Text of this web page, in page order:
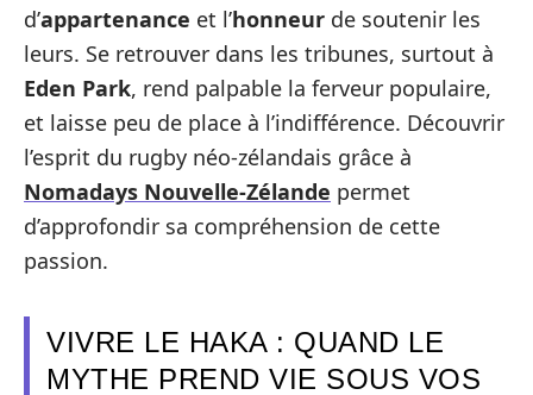
d’appartenance et l’honneur de soutenir les
leurs. Se retrouver dans les tribunes, surtout à
Eden Park, rend palpable la ferveur populaire,
et laisse peu de place à l’indifférence. Découvrir
l’esprit du rugby néo-zélandais grâce à
Nomadays Nouvelle-Zélande permet
d’approfondir sa compréhension de cette
passion.
VIVRE LE HAKA : QUAND LE
MYTHE PREND VIE SOUS VOS